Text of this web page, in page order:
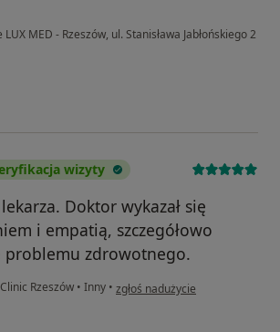
MED - Rzeszów, ul. Stanisława Jabłońskiego 2
T
wizyty
Doktor wykazał się
i empatią, szczegółowo
problemu zdrowotnego.
Rzeszów • Inny • w opinii użytkownika Monika
zgłoś nadużycie